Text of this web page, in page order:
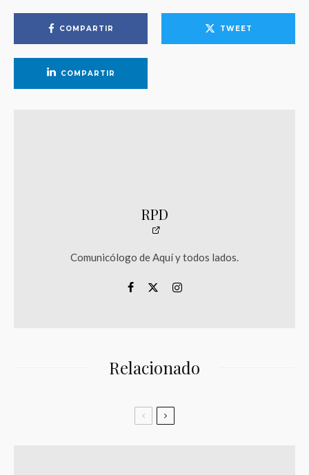
COMPARTIR TWEET
COMPARTIR
RPD
Comunicólogo de Aquí y todos lados.
Relacionado